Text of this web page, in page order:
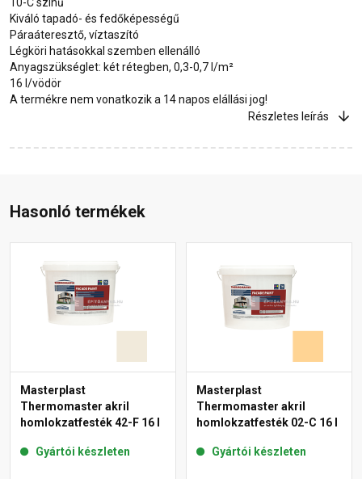
Kiváló tapadó- és fedőképességű
Páraáteresztő, víztaszító
Légköri hatásokkal szemben ellenálló
Anyagszükséglet: két rétegben, 0,3-0,7 l/m²
16 l/vödör
A termékre nem vonatkozik a 14 napos elállási jog!
Részletes leírás
Hasonló termékek
Masterplast
Thermomaster akril
homlokzatfesték 42-F 16 l
Gyártói készleten
Masterplast
Thermomaster akril
homlokzatfesték 02-C 16 l
Gyártói készleten